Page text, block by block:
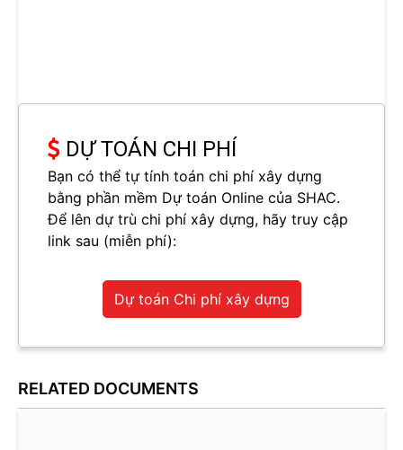
DỰ TOÁN CHI PHÍ
Bạn có thể tự tính toán chi phí xây dựng
bằng phần mềm Dự toán Online của SHAC.
Để lên dự trù chi phí xây dựng, hãy truy cập
link sau (miễn phí):
Dự toán Chi phí xây dựng
RELATED DOCUMENTS